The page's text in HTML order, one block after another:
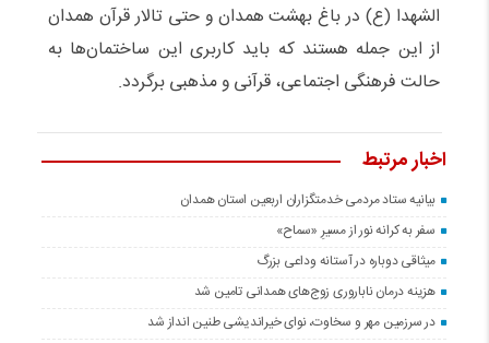
الشهدا (ع) در باغ بهشت همدان و حتی تالار قرآن همدان
از این جمله هستند که باید کاربری این ساختمان‌ها به
حالت فرهنگی اجتماعی، قرآنی و مذهبی برگردد.
اخبار مرتبط
بیانیه ستاد مردمی خدمتگزاران اربعین استان همدان
سفر به کرانه‌ نور از مسیرِ «سماح»
میثاقی دوباره در آستانه‌ وداعی بزرگ
هزینه درمان ناباروری زوج‌های همدانی تامین شد
در سرزمین مهر و سخاوت، نوای خیراندیشی طنین انداز شد